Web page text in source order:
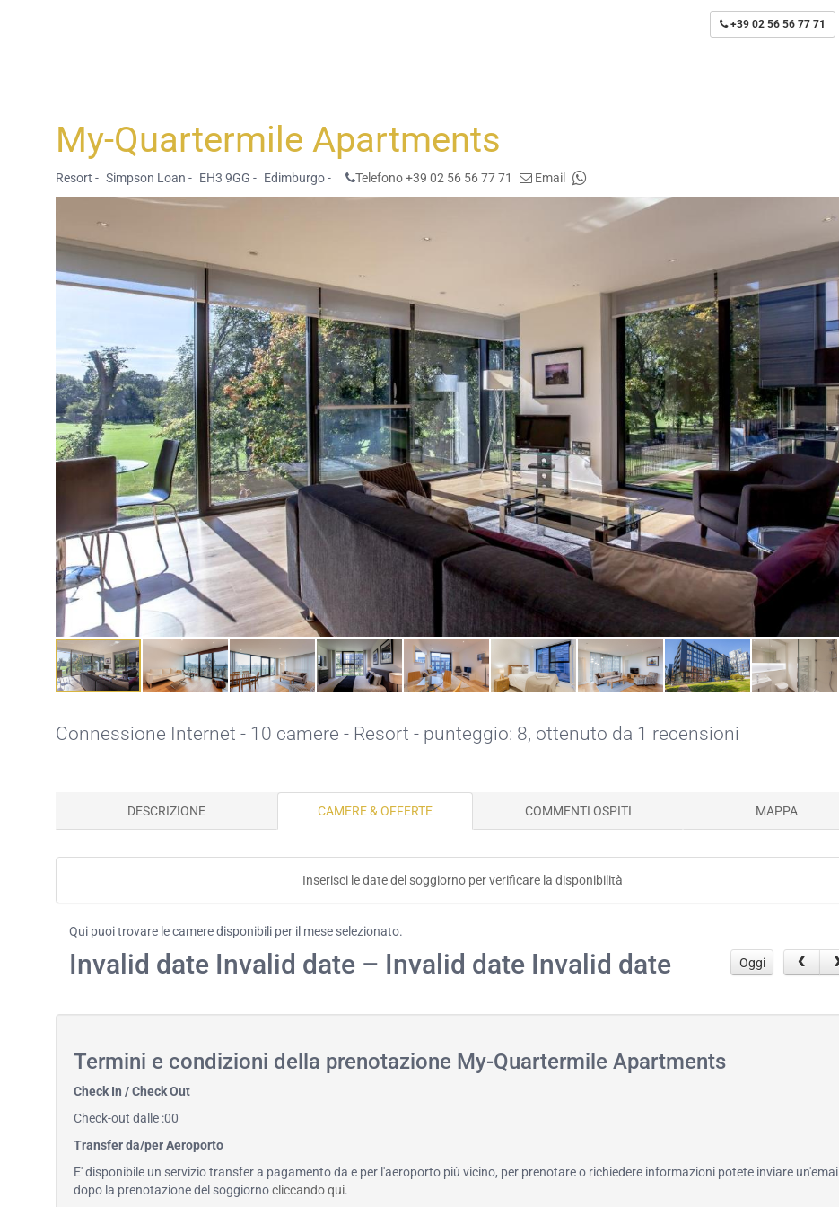
+39 02 56 56 77 71
My-Quartermile Apartments
Resort - Simpson Loan - EH3 9GG - Edimburgo - Telefono +39 02 56 56 77 71 Email
Connessione Internet - 10 camere - Resort - punteggio: 8, ottenuto da 1 recensioni
DESCRIZIONE CAMERE & OFFERTE COMMENTI OSPITI MAPPA
Inserisci le date del soggiorno per verificare la disponibilità
Qui puoi trovare le camere disponibili per il mese selezionato.
Invalid date Invalid date – Invalid date Invalid date Oggi
Termini e condizioni della prenotazione My-Quartermile Apartments
Check In / Check Out
Check-out dalle :00
Transfer da/per Aeroporto
E' disponibile un servizio transfer a pagamento da e per l'aeroporto più vicino, per prenotare o richiedere informazioni potete inviare un'email
dopo la prenotazione del soggiornocliccando qui.